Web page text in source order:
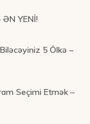
ƏN YENİ!
5 Ölkə –
Seçimi Etmək –